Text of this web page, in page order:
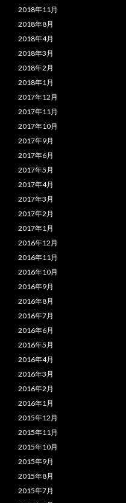
2018年11月
2018年8月
2018年4月
2018年3月
2018年2月
2018年1月
2017年12月
2017年11月
2017年10月
2017年9月
2017年6月
2017年5月
2017年4月
2017年3月
2017年2月
2017年1月
2016年12月
2016年11月
2016年10月
2016年9月
2016年8月
2016年7月
2016年6月
2016年5月
2016年4月
2016年3月
2016年2月
2016年1月
2015年12月
2015年11月
2015年10月
2015年9月
2015年8月
2015年7月